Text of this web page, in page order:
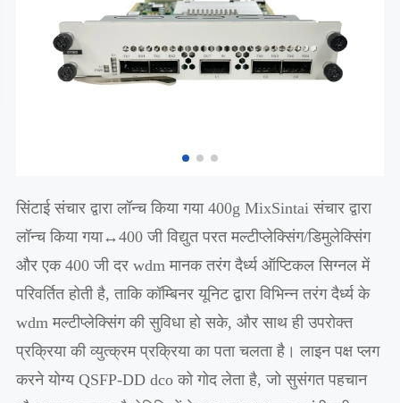
सिंटाई संचार द्वारा लॉन्च किया गया 400g MixSintai संचार द्वारा
लॉन्च किया गया↔400 जी विद्युत परत मल्टीप्लेक्सिंग/डिमुलेक्सिंग
और एक 400 जी दर wdm मानक तरंग दैर्ध्य ऑप्टिकल सिग्नल में
परिवर्तित होती है, ताकि कॉम्बिनर यूनिट द्वारा विभिन्न तरंग दैर्ध्य के
wdm मल्टीप्लेक्सिंग की सुविधा हो सके, और साथ ही उपरोक्त
प्रक्रिया की व्युत्क्रम प्रक्रिया का पता चलता है। लाइन पक्ष प्लग
करने योग्य QSFP-DD dco को गोद लेता है, जो सुसंगत पहचान